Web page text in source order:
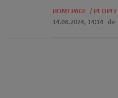
HOMEPAGE / PEOPLE
14.08.2024, 14:14 de